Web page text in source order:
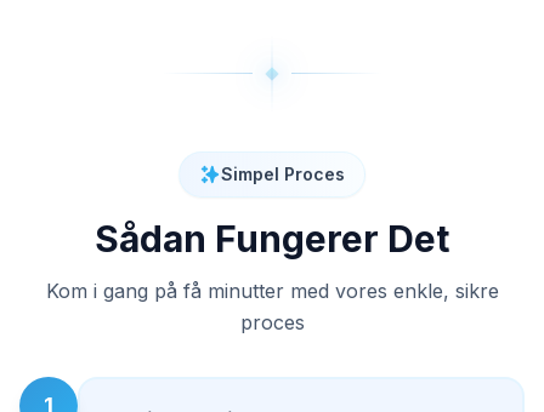
Simpel Proces
Sådan Fungerer Det
Kom i gang på få minutter med vores enkle, sikre
proces
1